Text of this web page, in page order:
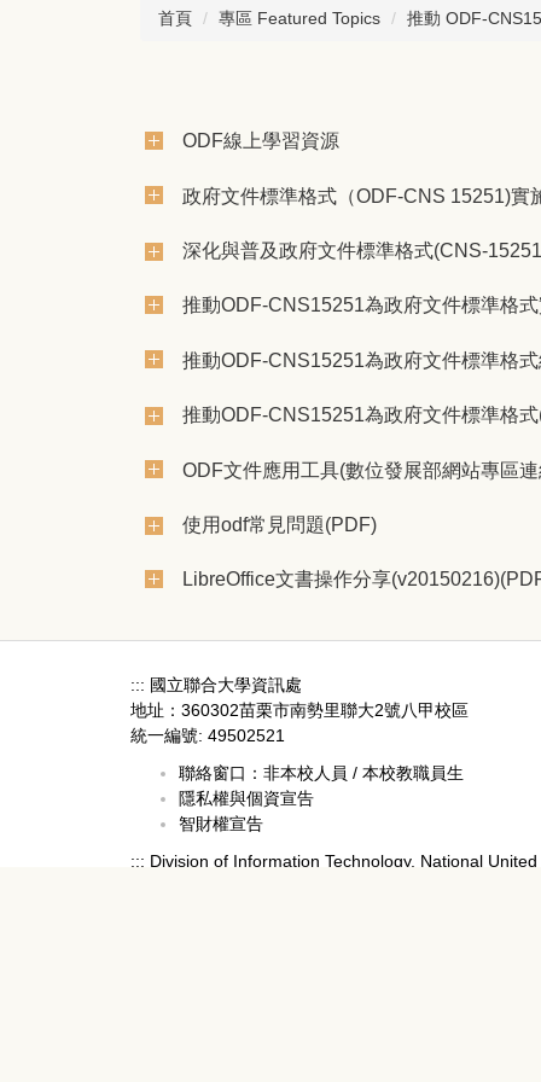
首頁 專區 Featured Topics 推動 ODF-
ODF線上學習資源
政府文件標準格式（ODF-CNS 15251)實
深化與普及政府文件標準格式(CNS-
推動ODF-CNS15251為政府文件標準格
推動ODF-CNS15251為政府文件標準格
推動ODF-CNS15251為政府文件標準格
ODF文件應用工具(數位發展部網站專區
使用odf常見問題(PDF)
LibreOffice文書操作分享
::: 國立聯合大學資訊處
地址：360302苗栗市南勢里聯大2號八甲校區
統一編號: 49502521
聯絡窗口： 非本校人員 / 本校教職員生
隱私權與個資宣告
智財權宣告
::: Division of Information Technology, National